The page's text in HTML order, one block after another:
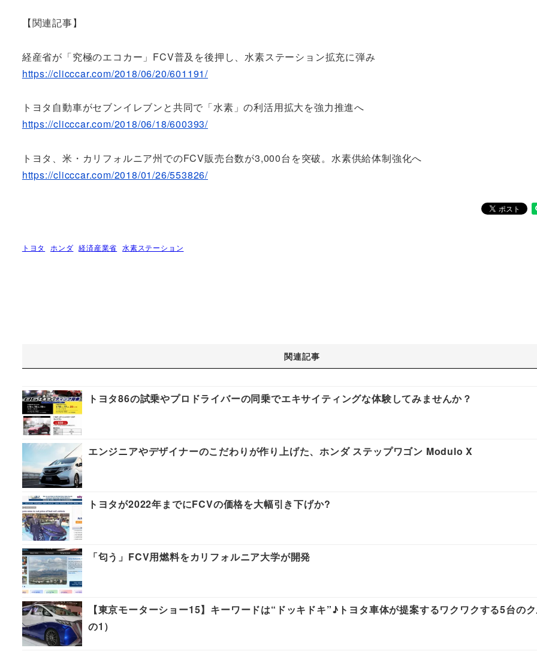
【関連記事】
経産省が「究極のエコカー」FCV普及を後押し、水素ステーション拡充に弾み
https://clicccar.com/2018/06/20/601191/
トヨタ自動車がセブンイレブンと共同で「水素」の利活用拡大を強力推進へ
https://clicccar.com/2018/06/18/600393/
トヨタ、米・カリフォルニア州でのFCV販売台数が3,000台を突破。水素供給体制強化へ
https://clicccar.com/2018/01/26/553826/
トヨタ ホンダ 経済産業省 水素ステーション
関連記事
トヨタ86の試乗やプロドライバーの同乗でエキサイティングな体験してみませんか？
エンジニアやデザイナーのこだわりが作り上げた、ホンダ ステップワゴン Modulo X
トヨタが2022年までにFCVの価格を大幅引き下げか?
「匂う」FCV用燃料をカリフォルニア大学が開発
【東京モーターショー15】キーワードは“ドッキドキ”♪トヨタ車体が提案するワクワクする5台の
の1）